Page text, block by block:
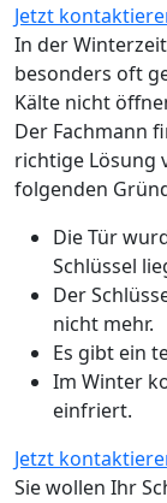
Jetzt
In der
besonders oft
Kälte nicht
Der Fachmann
richtige Lösung
folgenden
Die Tür
Schlüssel
Der
nicht mehr.
Es gibt ein
Im Winter
einfriert.
Jetzt
Sie wollen Ihr